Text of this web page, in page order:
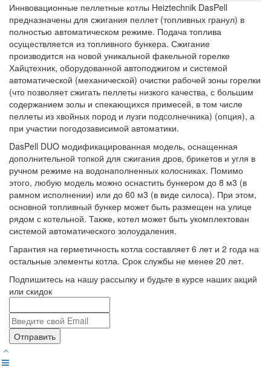
Иннвовационные пеллетные котлы Heiztechnik DasPell
предназначены для сжигания пеллет (топливных гранул) в
полностью автоматическом режиме. Подача топлива
осуществляется из топливного бункера. Сжигание
производится на новой уникальной факельной горелке
Хайцтехник, оборудованной автоподжигом и системой
автоматической (механической) очистки рабочей зоны горелки
(что позволяет сжигать пеллеты низкого качества, с большим
содержанием золы и спекающихся примесей, в том числе
пеллеты из хвойных пород и лузги подсолнечника) (опция), а
при участии погодозависимой автоматики.
DasPell DUO модификацированная модель, оснащенная
дополнительной топкой для сжигания дров, брикетов и угля в
ручном режиме на водонаполненных колосниках. Помимо
этого, любую модель можно оснастить бункером до 8 м3 (в
рамном исполнении) или до 60 м3 (в виде силоса). При этом,
основной топливный бункер может быть размещен на улице
рядом с котельной. Также, котел может быть укомплектован
системой автоматического золоудаления.
Гарантия на герметичность котла составляет 6 лет и 2 года на
остальные элементы котла. Срок службы не менее 20 лет.
Подпишитесь на нашу рассылку и будьте в курсе наших акций
или скидок
Отправить